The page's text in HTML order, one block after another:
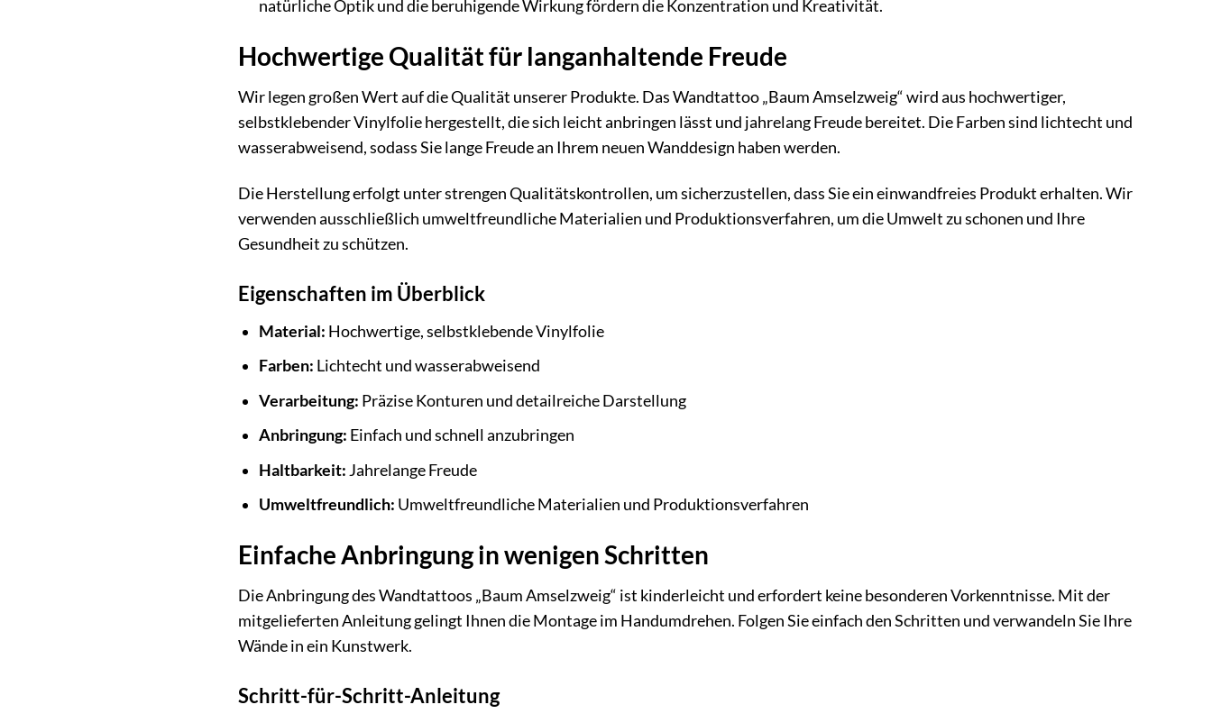
natürliche Optik und die beruhigende Wirkung fördern die Konzentration und Kreativität.
Hochwertige Qualität für langanhaltende Freude
Wir legen großen Wert auf die Qualität unserer Produkte. Das Wandtattoo „Baum Amselzweig“ wird aus hochwertiger,
selbstklebender Vinylfolie hergestellt, die sich leicht anbringen lässt und jahrelang Freude bereitet. Die Farben sind lichtecht und
wasserabweisend, sodass Sie lange Freude an Ihrem neuen Wanddesign haben werden.
Die Herstellung erfolgt unter strengen Qualitätskontrollen, um sicherzustellen, dass Sie ein einwandfreies Produkt erhalten. Wir
verwenden ausschließlich umweltfreundliche Materialien und Produktionsverfahren, um die Umwelt zu schonen und Ihre
Gesundheit zu schützen.
Eigenschaften im Überblick
Material: Hochwertige, selbstklebende Vinylfolie
Farben: Lichtecht und wasserabweisend
Verarbeitung: Präzise Konturen und detailreiche Darstellung
Anbringung: Einfach und schnell anzubringen
Haltbarkeit: Jahrelange Freude
Umweltfreundlich: Umweltfreundliche Materialien und Produktionsverfahren
Einfache Anbringung in wenigen Schritten
Die Anbringung des Wandtattoos „Baum Amselzweig“ ist kinderleicht und erfordert keine besonderen Vorkenntnisse. Mit der
mitgelieferten Anleitung gelingt Ihnen die Montage im Handumdrehen. Folgen Sie einfach den Schritten und verwandeln Sie Ihre
Wände in ein Kunstwerk.
Schritt-für-Schritt-Anleitung